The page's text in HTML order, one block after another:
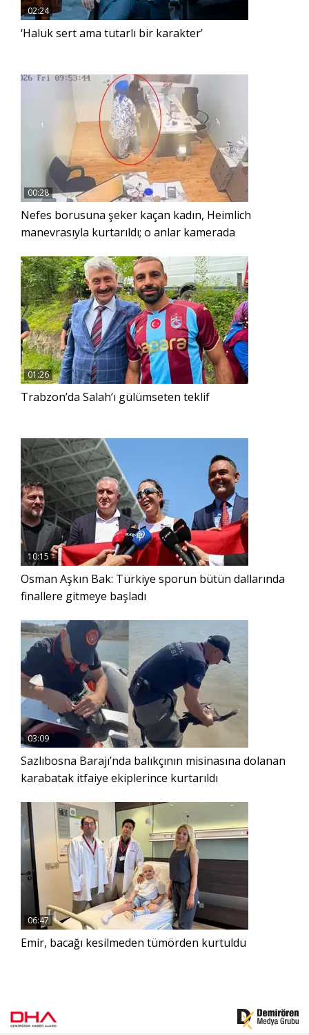
02:24
‘Haluk sert ama tutarlı bir karakter’
00:28
Nefes borusuna şeker kaçan kadın, Heimlich
manevrasıyla kurtarıldı; o anlar kamerada
01:26
Trabzon’da Salah’ı gülümseten teklif
10:15
Osman Aşkın Bak: Türkiye sporun bütün dallarında
finallere gitmeye başladı
03:09
Sazlıbosna Barajı’nda balıkçının misinasına dolanan
karabatak itfaiye ekiplerince kurtarıldı
06:47
Emir, bacağı kesilmeden tümörden kurtuldu